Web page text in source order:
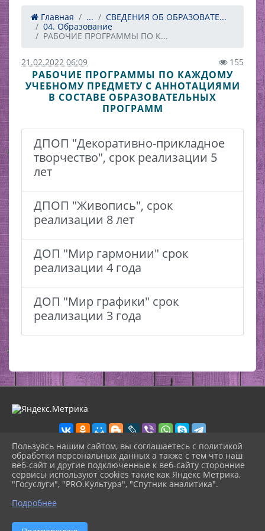
Главная ...
СВЕДЕНИЯ ОБ ОБРАЗОВАТЕ...
04. Образование
РАБОЧИЕ ПРОГРАММЫ ПО К...
21.02.2022 06:09 155
РАБОЧИЕ ПРОГРАММЫ ПО КАЖДОМУ
УЧЕБНОМУ ПРЕДМЕТУ С АННОТАЦИЯМИ
В СОСТАВЕ ОБРАЗОВАТЕЛЬНЫХ
ПРОГРАММ
ДПОП "Декоративно-прикладное
творчество", срок реализации 5
лет
ДПОП "Живопись", срок
реализации 8 лет
ДОП "Мир гармонии" срок
реализации 4 года
ДОП "Мир графики" срок
реализации 3 года
2026 г. zdhsh.ru
Вход
Карта сайта
Политика обработки персональных данных
Сделано на KubCMS
Пользуясь нашим сайтом, вы соглашаетесь с политикой
обработки персональных данных а также с тем что наш
веб-сайт и другие подключенные к веб-сайту сторонние
сервисы используют cookies такие как Яндекс Метрика,
"Госуслуги", "PRO.Культура", "Спутник аналитика".
Подробнее